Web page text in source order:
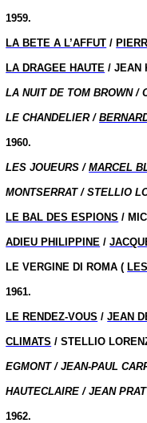
1959.
LA BETE A L’AFFUT /
LA DRAGEE HAUTE / JEAN
LA NUIT DE TOM BROWN /
LE CHANDELIER /
1960.
LES JOUEURS /MARCEL
MONTSERRAT / STELLIO
LE BAL DES ESPIONS /
ADIEU PHILIPPINE /
LE VERGINE DI ROMA (
1961.
LE RENDEZ-VOUS /JEAN
CLIMATS / STELLIO
EGMONT / JEAN-PAUL
HAUTECLAIRE / JEAN
1962.